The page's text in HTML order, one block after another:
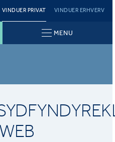
VINDUER PRIVAT VINDUER ERHVERV
MENU